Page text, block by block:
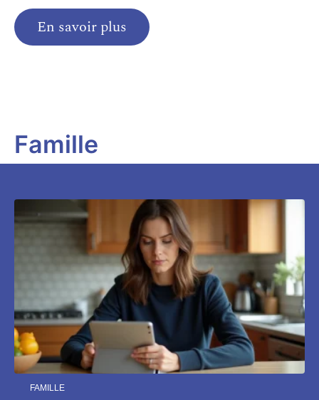
En savoir plus
Famille
FAMILLE